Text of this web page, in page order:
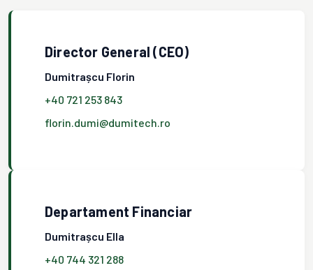
Director General (CEO)
Dumitrașcu Florin
+40 721 253 843
florin.dumi@dumitech.ro
Departament Financiar
Dumitrașcu Ella
+40 744 321 288